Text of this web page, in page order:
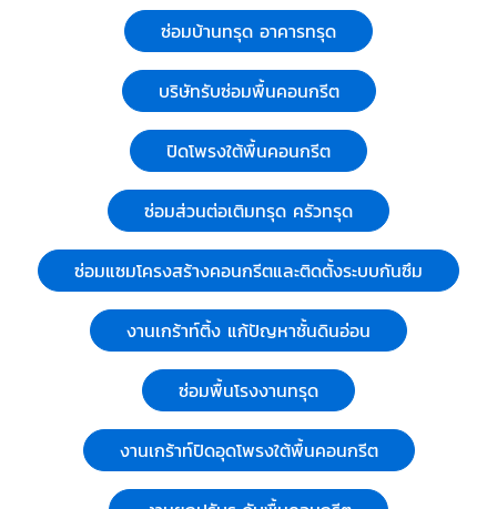
ซ่อมบ้านทรุด อาคารทรุด
บริษัทรับซ่อมพื้นคอนกรีต
ปิดโพรงใต้พื้นคอนกรีต
ซ่อมส่วนต่อเติมทรุด ครัวทรุด
ซ่อมแซมโครงสร้างคอนกรีตและติดตั้งระบบกันซึม
งานเกร้าท์ติ้ง แก้ปัญหาชั้นดินอ่อน
ซ่อมพื้นโรงงานทรุด
งานเกร้าท์ปิดอุดโพรงใต้พื้นคอนกรีต